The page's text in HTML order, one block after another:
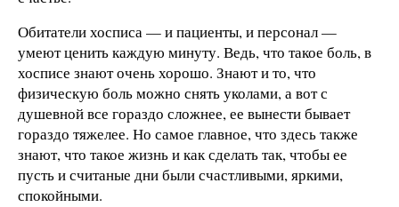
Обитатели хосписа — и пациенты, и персонал —
умеют ценить каждую минуту. Ведь, что такое боль, в
хосписе знают очень хорошо. Знают и то, что
физическую боль можно снять уколами, а вот с
душевной все гораздо сложнее, ее вынести бывает
гораздо тяжелее. Но самое главное, что здесь также
знают, что такое жизнь и как сделать так, чтобы ее
пусть и считаные дни были счастливыми, яркими,
спокойными.